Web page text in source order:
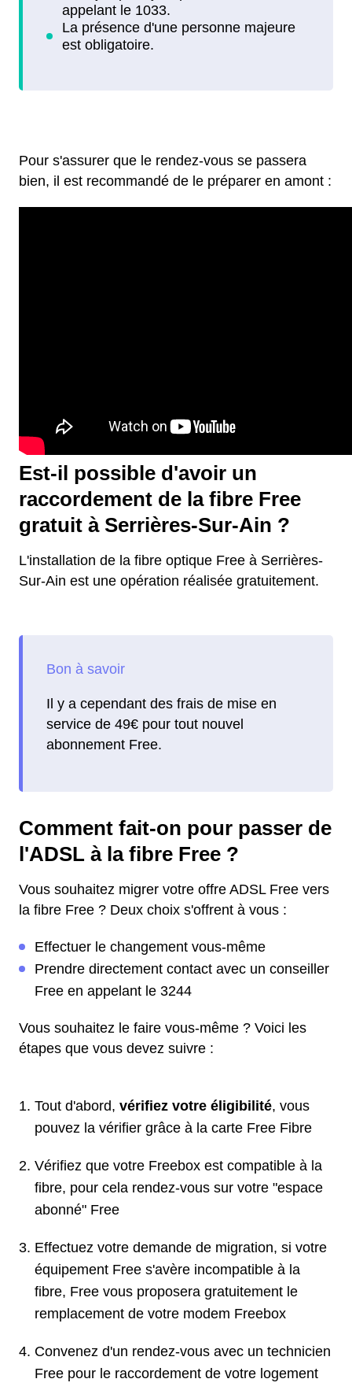
Pour s'assurer que le rendez-vous se passera
bien, il est recommandé de le préparer en amont :
Est-il possible d'avoir un
raccordement de la fibre Free
gratuit à Serrières-Sur-Ain ?
L'installation de la fibre optique Free à Serrières-
Sur-Ain est une opération réalisée gratuitement.
Il y a cependant des frais de mise en
service de 49€ pour tout nouvel
abonnement Free.
Comment fait-on pour passer de
l'ADSL à la fibre Free ?
Vous souhaitez migrer votre offre ADSL Free vers
la fibre Free ? Deux choix s'offrent à vous :
Effectuer le changement vous-même
Prendre directement contact avec un conseiller
Free en appelant le 3244
Vous souhaitez le faire vous-même ? Voici les
étapes que vous devez suivre :
Tout d'abord, vérifiez votre éligibilité, vous
pouvez la vérifier grâce à la carte Free Fibre
Vérifiez que votre Freebox est compatible à la
fibre, pour cela rendez-vous sur votre "espace
abonné" Free
Effectuez votre demande de migration, si votre
équipement Free s'avère incompatible à la
fibre, Free vous proposera gratuitement le
remplacement de votre modem Freebox
Convenez d'un rendez-vous avec un technicien
Free pour le raccordement de votre logement